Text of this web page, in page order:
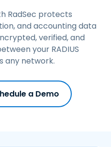
RadSec protects
and accounting data
verified, and
your RADIUS
any network.
a Demo